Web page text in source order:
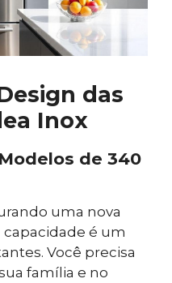
das
Inox
de 340
uma nova
capacidade é um
Você precisa
família e no